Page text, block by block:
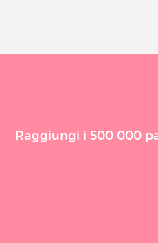
Raggiungi i 500 000